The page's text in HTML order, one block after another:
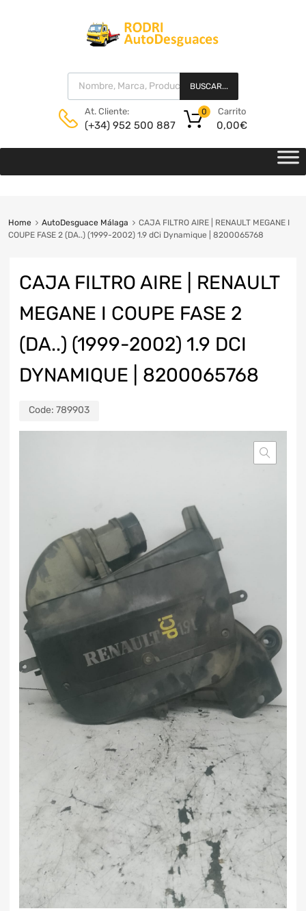
BUSCAR...
At. Cliente:
(+34) 952 500 887
Carrito
0,00€
0
Home AutoDesguace Málaga
CAJA FILTRO AIRE | RENAULT MEGANE I
COUPE FASE 2 (DA..) (1999-2002) 1.9 dCi Dynamique | 8200065768
CAJA FILTRO AIRE | RENAULT
MEGANE I COUPE FASE 2
(DA..) (1999-2002) 1.9 DCI
DYNAMIQUE | 8200065768
Code: 789903